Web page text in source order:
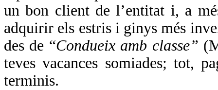
un bon client de l’entitat i, a
adquirir els estris i ginys més
des de “Condueix amb classe”
teves vacances somiades; tot,
terminis.